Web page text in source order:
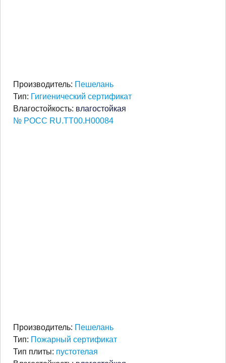
Производитель: Пешелань
Тип: Гигиенический сертификат
Влагостойкость: влагостойкая
№ РОСС RU.ТТ00.Н00084
Производитель: Пешелань
Тип: Пожарный сертификат
Тип плиты: пустотелая